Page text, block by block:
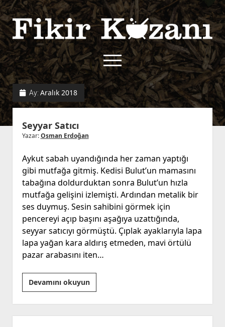
Fikir
Kazanı
menüyü
aç
twitterfacebook
rss
Çerez Politikası
İletişim
Ay: Aralık 2018
Seyyar Satıcı
Yazar:Osman Erdoğan
Aykut sabah uyandığında her zaman yaptığı
gibi mutfağa gitmiş. Kedisi Bulut’un mamasını
tabağına doldurduktan sonra Bulut’un hızla
mutfağa gelişini izlemişti. Ardından metalik bir
ses duymuş. Sesin sahibini görmek için
pencereyi açıp başını aşağıya uzattığında,
seyyar satıcıyı görmüştü. Çıplak ayaklarıyla lapa
lapa yağan kara aldırış etmeden, mavi örtülü
pazar arabasını iten…
Devamını okuyunSeyyar
Satıcı